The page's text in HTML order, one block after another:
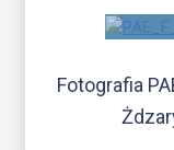
Fotografia